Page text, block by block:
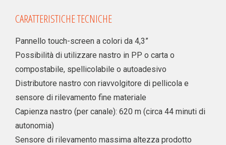
CARATTERISTICHE TECNICHE
Pannello touch-screen a colori da 4,3”
Possibilità di utilizzare nastro in PP o carta o
compostabile, spellicolabile o autoadesivo
Distributore nastro con riavvolgitore di pellicola e
sensore di rilevamento fine materiale
Capienza nastro (per canale): 620 m (circa 44 minuti di
autonomia)
Sensore di rilevamento massima altezza prodotto